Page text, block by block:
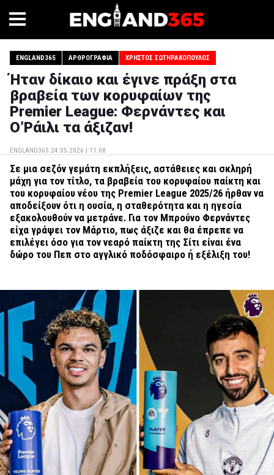
ENGLAND365 ΑΡΘΡΟΓΡΑΦΊΑ ΧΡΉΣΤΟΣ ΣΩΤΗΡΑΚΌΠΟΥΛΟΣ
Ήταν δίκαιο και έγινε πράξη στα
βραβεία των κορυφαίων της
Premier League: Φερνάντες και
Ο’Ράιλι τα άξιζαν!
ENGLAND365 24.05.2026 | 11.08
Σε μια σεζόν γεμάτη εκπλήξεις, αστάθειες και σκληρή
μάχη για τον τίτλο, τα βραβεία του κορυφαίου παίκτη και
του κορυφαίου νέου της Premier League 2025/26 ήρθαν να
αποδείξουν ότι η ουσία, η σταθερότητα και η ηγεσία
εξακολουθούν να μετράνε. Για τον Μπρούνο Φερνάντες
είχα γράψει τον Μάρτιο, πως άξιζε και θα έπρεπε να
επιλέγει όσο για τον νεαρό παίκτη της Σίτι είναι ένα
δώρο του Πεπ στο αγγλικό ποδόσφαιρο ή εξέλιξη του!